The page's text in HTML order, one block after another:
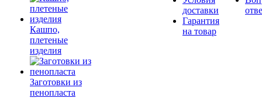
Кашпо,
плетеные
изделия
Заготовки из
пенопласта
доставки
Гарантия
на товар